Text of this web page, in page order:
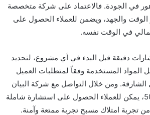
في الجودة. فالاعتماد على شركة متخصصة
الوقت والجهد، ويضمن للعملاء الحصول على
في الوقت نفسه.
دقيقة قبل البدء في أي مشروع، لتحديد
المواد المستخدمة وفقاً لمتطلبات العميل
ومن خلال التواصل مع شركة البيان
عبر الرقم 508090427، يمكن للعملاء الحصول على استشارة شاملة
تجربة امتلاك مسبح تجربة ممتعة وآمنة.